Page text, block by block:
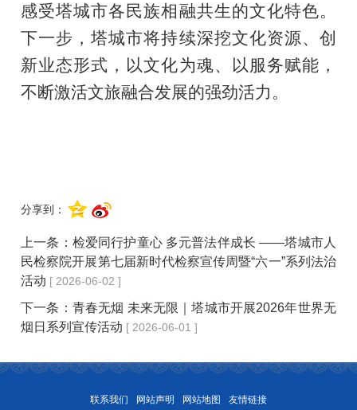
感受塔城市各民族相融共生的文化特色。
下一步，塔城市将持续深挖文化资源、创
新业态形式，以文化为魂、以服务赋能，
不断激活文旅融合发展的强劲活力。
分享到：
上一条： 检爱同行护童心 多元普法伴成长 ——塔城市人
民检察院开展第七届新时代检察宣传周暨“六一”系列法治
活动 [ 2026-06-02 ]
下一条： 青春无烟 未来无限｜塔城市开展2026年世界无
烟日系列宣传活动 [ 2026-06-01 ]
联系我们 网站声明 网站地图 友情链接